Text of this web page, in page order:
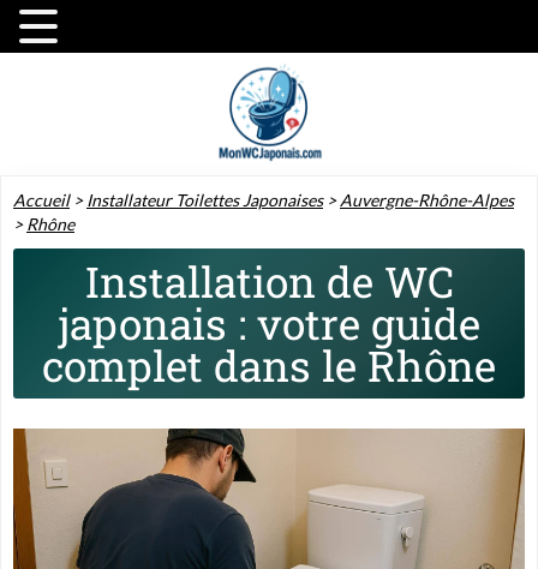
Accueil>Installateur Toilettes Japonaises>Auvergne-Rhône-Alpes
>Rhône
Installation de WC
japonais : votre guide
complet dans le Rhône